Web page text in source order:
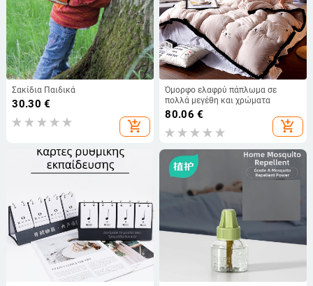
Σακίδια Παιδικά
30.30 €
add_shopping_cart
Όμορφο ελαφρύ πάπλωμα σε
πολλά μεγέθη και χρώματα
80.06 €
add_shopping_cart